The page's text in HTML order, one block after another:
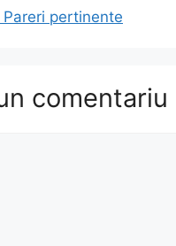
Pareri pertinente
comentariu